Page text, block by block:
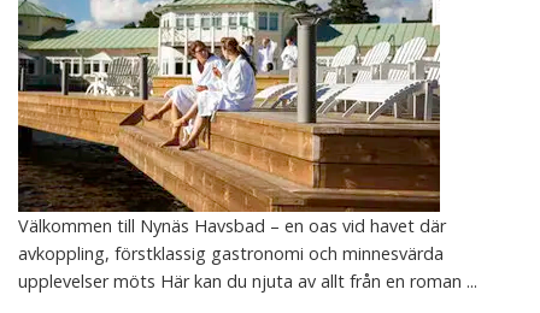
Välkommen till Nynäs Havsbad – en oas vid havet där
avkoppling, förstklassig gastronomi och minnesvärda
upplevelser möts Här kan du njuta av allt från en roman ...